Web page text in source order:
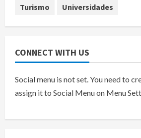
Turismo
Universidades
CONNECT WITH US
Social menu is not set. You need to
assign it to Social Menu on Menu